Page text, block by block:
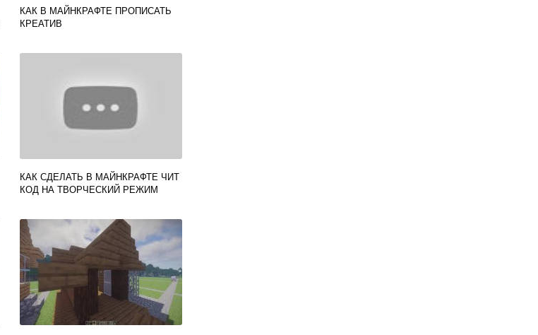
КАК В МАЙНКРАФТЕ ПРОПИСАТЬ
КРЕАТИВ
КАК СДЕЛАТЬ В МАЙНКРАФТЕ ЧИТ
КОД НА ТВОРЧЕСКИЙ РЕЖИМ